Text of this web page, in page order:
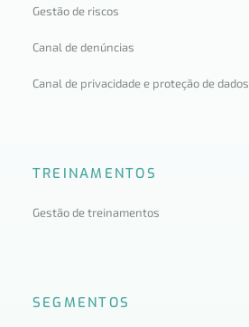
Gestão de riscos
Canal de denúncias
Canal de privacidade e proteção de dados
TREINAMENTOS
Gestão de treinamentos
SEGMENTOS